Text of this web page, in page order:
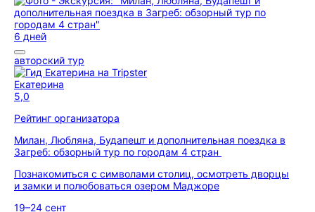
6 дней
авторский тур
Екатерина
5,0
Рейтинг организатора
Милан, Любляна, Будапешт и дополнительная поездка в
Загреб: обзорный тур по городам 4 стран
Познакомиться с символами столиц, осмотреть дворцы
и замки и полюбоваться озером Маджоре
19–24 сент